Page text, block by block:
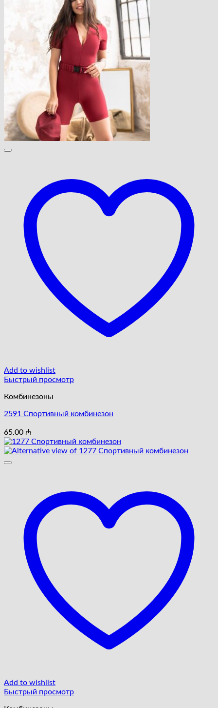
Add to wishlist
Быстрый просмотр
Комбинезоны
2591 Cпортивный комбинезон
65.00 ₼
Add to wishlist
Быстрый просмотр